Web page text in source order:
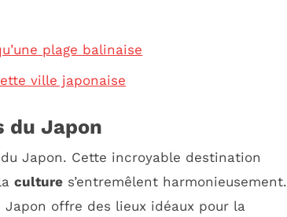
plage balinaise
ville japonaise
du Japon
du Japon. Cette incroyable destination
culture s’entremêlent harmonieusement.
offre des lieux idéaux pour la